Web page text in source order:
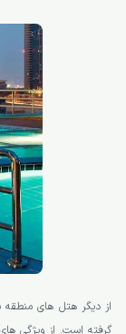
از دیگر هتل های منطقه